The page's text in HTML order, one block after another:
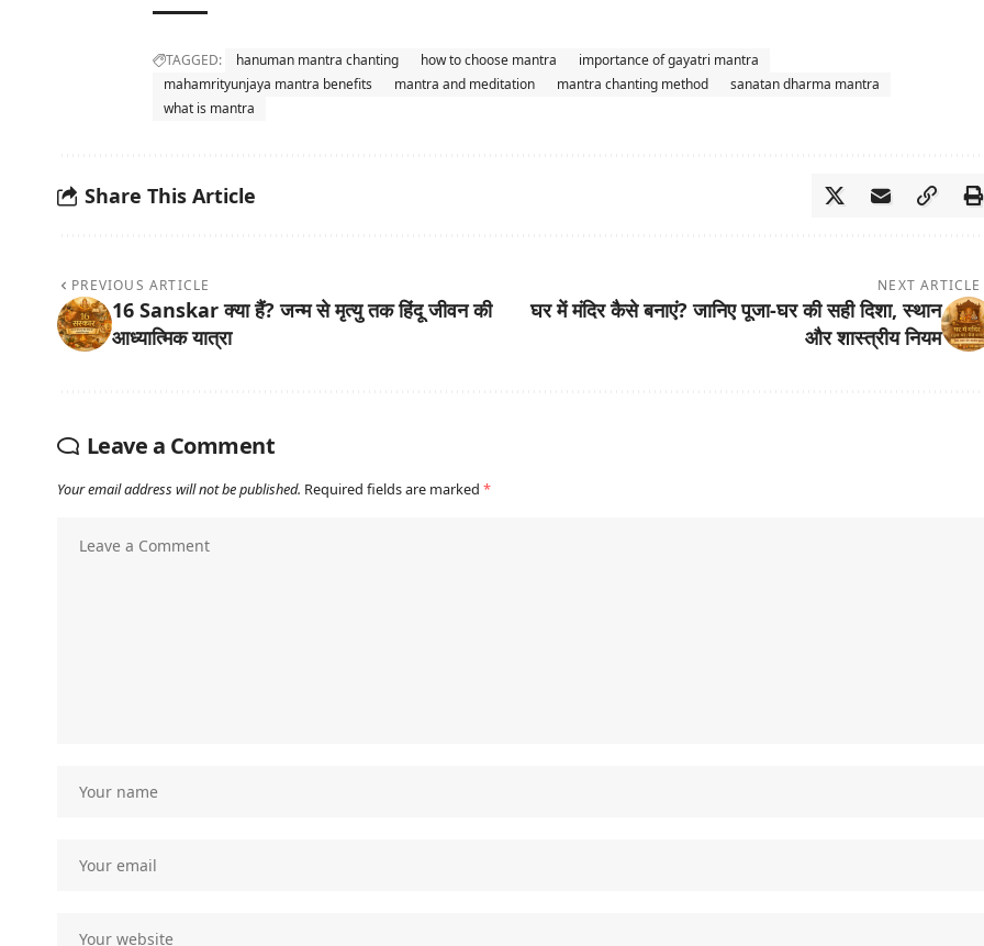
TAGGED: hanuman mantra chanting how to choose mantra
importance of gayatri mantra
mahamrityunjaya mantra benefits
mantra and meditation mantra chanting method
sanatan dharma mantra
what is mantra
Share This Article
PREVIOUS ARTICLE
16 Sanskar क्या हैं? जन्म से मृत्यु तक हिंदू जीवन की
आध्यात्मिक यात्रा
NEXT ARTICLE
घर में मंदिर कैसे बनाएं? जानिए पूजा-घर की सही दिशा, स्थान
और शास्त्रीय नियम
Leave a Comment
Your email address will not be published. Required fields are marked *